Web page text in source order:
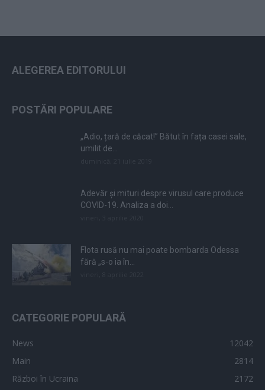
ALEGEREA EDITORULUI
POSTĂRI POPULARE
„Adio, țară de căcat!” Bătut în fața casei sale,
umilit de...
Adevăr și mituri despre virusul care produce
COVID-19. Analiza a doi...
Flota rusă nu mai poate bombarda Odessa
fără „s-o ia în...
CATEGORIE POPULARĂ
News
12042
Main
2814
Război în Ucraina
2172